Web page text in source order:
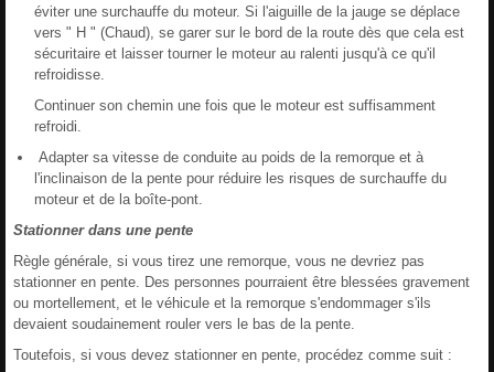
éviter une surchauffe du moteur. Si l'aiguille de la jauge se déplace
vers " H " (Chaud), se garer sur le bord de la route dès que cela est
sécuritaire et laisser tourner le moteur au ralenti jusqu'à ce qu'il
refroidisse.
Continuer son chemin une fois que le moteur est suffisamment
refroidi.
Adapter sa vitesse de conduite au poids de la remorque et à
l'inclinaison de la pente pour réduire les risques de surchauffe du
moteur et de la boîte-pont.
Stationner dans une pente
Règle générale, si vous tirez une remorque, vous ne devriez pas
stationner en pente. Des personnes pourraient être blessées gravement
ou mortellement, et le véhicule et la remorque s'endommager s'ils
devaient soudainement rouler vers le bas de la pente.
Toutefois, si vous devez stationner en pente, procédez comme suit :